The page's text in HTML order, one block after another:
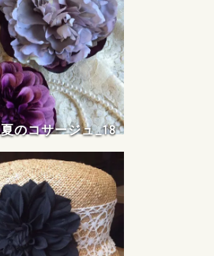
夏のコサージュ_18